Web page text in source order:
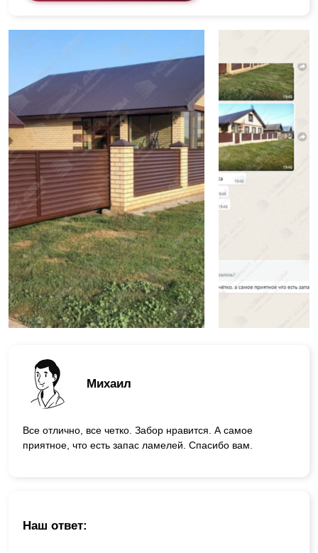
Михаил
Все отлично, все четко. Забор нравится. А самое
приятное, что есть запас ламелей. Спасибо вам.
Наш ответ: